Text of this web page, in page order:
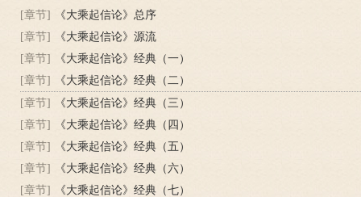
[章节]
《大乘起信论》总序
[章节]
《大乘起信论》源流
[章节]
《大乘起信论》经典（一）
[章节]
《大乘起信论》经典（二）
[章节]
《大乘起信论》经典（三）
[章节]
《大乘起信论》经典（四）
[章节]
《大乘起信论》经典（五）
[章节]
《大乘起信论》经典（六）
[章节]
《大乘起信论》经典（七）